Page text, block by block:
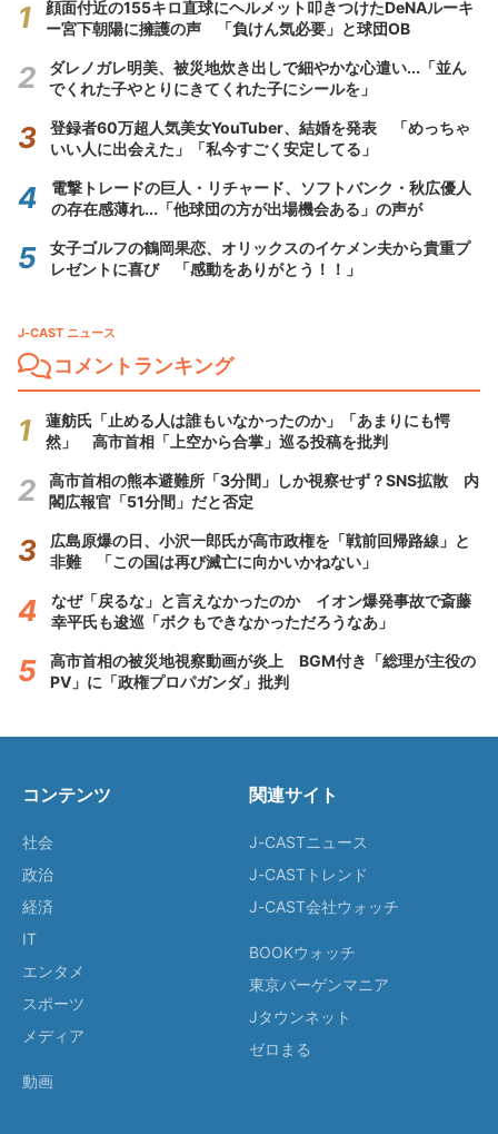
顔面付近の155キロ直球にヘルメット叩きつけたDeNAルーキ
ー宮下朝陽に擁護の声 「負けん気必要」と球団OB
ダレノガレ明美、被災地炊き出しで細やかな心遣い...「並ん
でくれた子やとりにきてくれた子にシールを」
登録者60万超人気美女YouTuber、結婚を発表 「めっちゃ
いい人に出会えた」「私今すごく安定してる」
電撃トレードの巨人・リチャード、ソフトバンク・秋広優人
の存在感薄れ...「他球団の方が出場機会ある」の声が
女子ゴルフの鶴岡果恋、オリックスのイケメン夫から貴重プ
レゼントに喜び 「感動をありがとう！！」
J-CAST ニュース
コメントランキング
蓮舫氏「止める人は誰もいなかったのか」「あまりにも愕
然」 高市首相「上空から合掌」巡る投稿を批判
高市首相の熊本避難所「3分間」しか視察せず？SNS拡散 内
閣広報官「51分間」だと否定
広島原爆の日、小沢一郎氏が高市政権を「戦前回帰路線」と
非難 「この国は再び滅亡に向かいかねない」
なぜ「戻るな」と言えなかったのか イオン爆発事故で斎藤
幸平氏も逡巡「ボクもできなかっただろうなあ」
高市首相の被災地視察動画が炎上 BGM付き「総理が主役の
PV」に「政権プロパガンダ」批判
コンテンツ
社会
政治
経済
IT
エンタメ
スポーツ
メディア
動画
関連サイト
J-CASTニュース
J-CASTトレンド
J-CAST会社ウォッチ
BOOKウォッチ
東京バーゲンマニア
Jタウンネット
ゼロまる